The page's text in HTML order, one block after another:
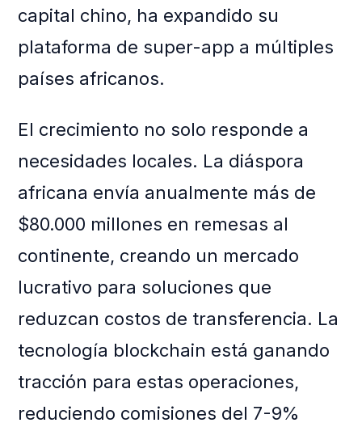
capital chino, ha expandido su
plataforma de super-app a múltiples
países africanos.
El crecimiento no solo responde a
necesidades locales. La diáspora
africana envía anualmente más de
$80.000 millones en remesas al
continente, creando un mercado
lucrativo para soluciones que
reduzcan costos de transferencia. La
tecnología blockchain está ganando
tracción para estas operaciones,
reduciendo comisiones del 7-9%